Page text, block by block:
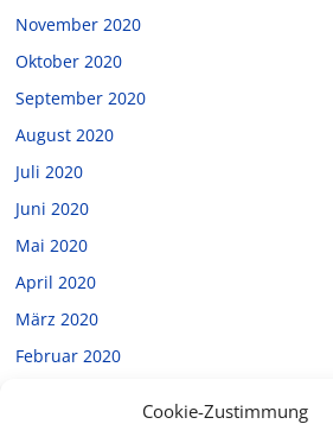
Cookie-Zustimmung
November 2020
Oktober 2020
September 2020
August 2020
Juli 2020
Juni 2020
Mai 2020
April 2020
März 2020
Februar 2020